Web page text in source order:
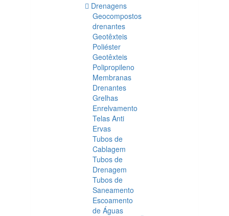
Drenagens
Geocompostos
drenantes
Geotêxteis
Poliéster
Geotêxteis
Polipropileno
Membranas
Drenantes
Grelhas
Enrelvamento
Telas Anti
Ervas
Tubos de
Cablagem
Tubos de
Drenagem
Tubos de
Saneamento
Escoamento
de Águas